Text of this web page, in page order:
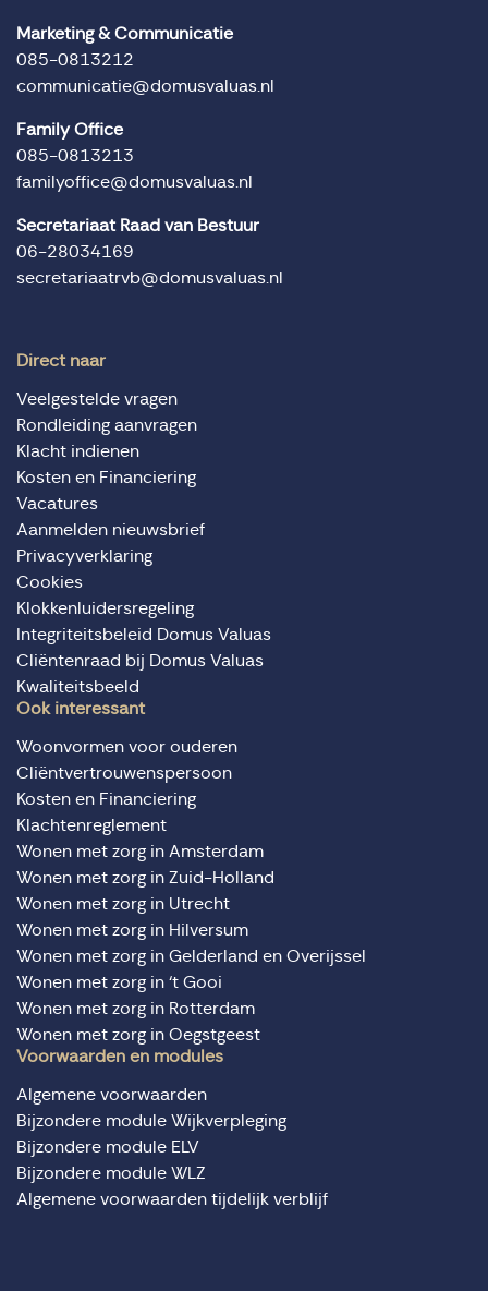
Marketing & Communicatie
085-0813212
communicatie@domusvaluas.nl
Family Office
085-0813213
familyoffice@domusvaluas.nl
Secretariaat Raad van Bestuur
06-28034169
secretariaatrvb@domusvaluas.nl
Direct naar
Veelgestelde vragen
Rondleiding aanvragen
Klacht indienen
Kosten en Financiering
Vacatures
Aanmelden nieuwsbrief
Privacyverklaring
Cookies
Klokkenluidersregeling
Integriteitsbeleid Domus Valuas
Cliëntenraad bij Domus Valuas
Kwaliteitsbeeld
Ook interessant
Woonvormen voor ouderen
Cliëntvertrouwenspersoon
Kosten en Financiering
Klachtenreglement
Wonen met zorg in Amsterdam
Wonen met zorg in Zuid-Holland
Wonen met zorg in Utrecht
Wonen met zorg in Hilversum
Wonen met zorg in Gelderland en Overijssel
Wonen met zorg in ‘t Gooi
Wonen met zorg in Rotterdam
Wonen met zorg in Oegstgeest
Voorwaarden en modules
Algemene voorwaarden
Bijzondere module Wijkverpleging
Bijzondere module ELV
Bijzondere module WLZ
Algemene voorwaarden tijdelijk verblijf